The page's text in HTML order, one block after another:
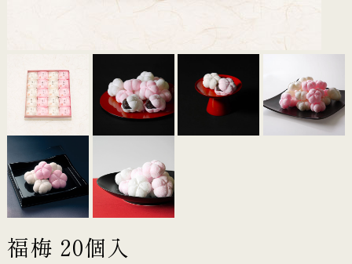
福梅 20個入